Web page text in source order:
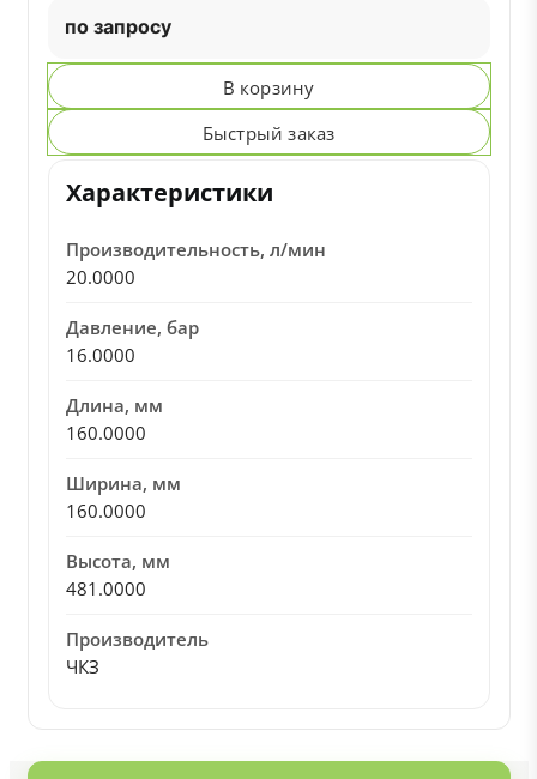
по запросу
В корзину
Быстрый заказ
Характеристики
Производительность, л/мин
20.0000
Давление, бар
16.0000
Длина, мм
160.0000
Ширина, мм
160.0000
Высота, мм
481.0000
Производитель
ЧКЗ